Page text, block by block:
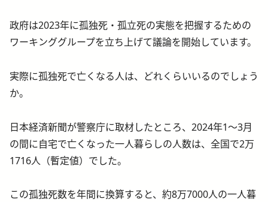
政府は2023年に孤独死・孤立死の実態を把握するための
ワーキンググループを立ち上げて議論を開始しています。
実際に孤独死で亡くなる人は、どれくらいいるのでしょう
か。
日本経済新聞が警察庁に取材したところ、2024年1〜3月
の間に自宅で亡くなった一人暮らしの人数は、全国で2万
1716人（暫定値）でした。
この孤独死数を年間に換算すると、約8万7000人の一人暮